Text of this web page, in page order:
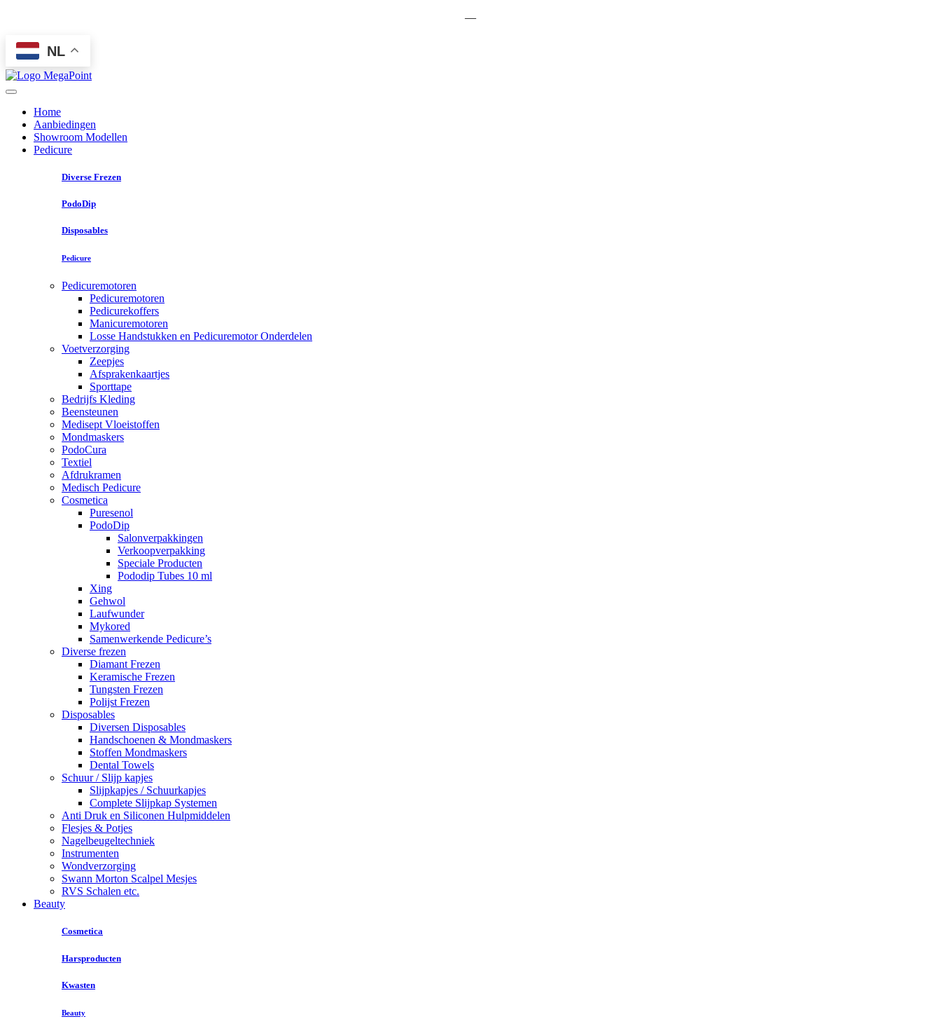
—
NL
Home
Aanbiedingen
Showroom Modellen
Pedicure
Diverse Frezen
PodoDip
Disposables
Pedicure
Pedicuremotoren
Pedicuremotoren
Pedicurekoffers
Manicuremotoren
Losse Handstukken en Pedicuremotor Onderdelen
Voetverzorging
Zeepjes
Afsprakenkaartjes
Sporttape
Bedrijfs Kleding
Beensteunen
Medisept Vloeistoffen
Mondmaskers
PodoCura
Textiel
Afdrukramen
Medisch Pedicure
Cosmetica
Puresenol
PodoDip
Salonverpakkingen
Verkoopverpakking
Speciale Producten
Pododip Tubes 10 ml
Xing
Gehwol
Laufwunder
Mykored
Samenwerkende Pedicure’s
Diverse frezen
Diamant Frezen
Keramische Frezen
Tungsten Frezen
Polijst Frezen
Disposables
Diversen Disposables
Handschoenen & Mondmaskers
Stoffen Mondmaskers
Dental Towels
Schuur / Slijp kapjes
Slijpkapjes / Schuurkapjes
Complete Slijpkap Systemen
Anti Druk en Siliconen Hulpmiddelen
Flesjes & Potjes
Nagelbeugeltechniek
Instrumenten
Wondverzorging
Swann Morton Scalpel Mesjes
RVS Schalen etc.
Beauty
Cosmetica
Harsproducten
Kwasten
Beauty